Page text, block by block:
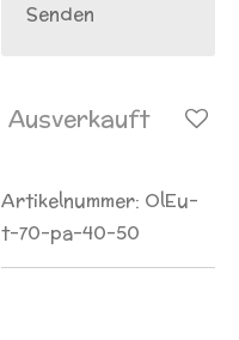
Senden
Ausverkauft
Artikelnummer: OlEu-
t-70-pa-40-50